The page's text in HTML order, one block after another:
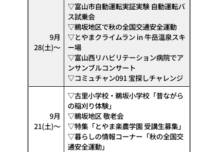
9月
28(土)〜
▽富山市自動運転実証実験 自動運転バ
ス試乗会
▽鵜坂地区で秋の全国交通安全運動
▽とやまクライムラン in 牛岳温泉スキ
ー場
▽富山西リハビリテーション病院でア
ンサンブルコンサート
▽コミュチャン091 宝探しチャレンジ
9月
21(土)〜
▽古里小学校・鵜坂小学校「昔ながら
の稲刈り体験」
▽鵜坂地区 敬老会
▽特集「とやま楽農学園 受講生募集」
▽暮らしの情報コーナー「秋の全国交
通安全運動」